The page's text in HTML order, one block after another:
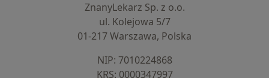
ZnanyLekarz Sp. z o.o.
ul. Kolejowa 5/7
01-217 Warszawa, Polska
NIP: ⁠7010224868
KRS: ⁠0000347997